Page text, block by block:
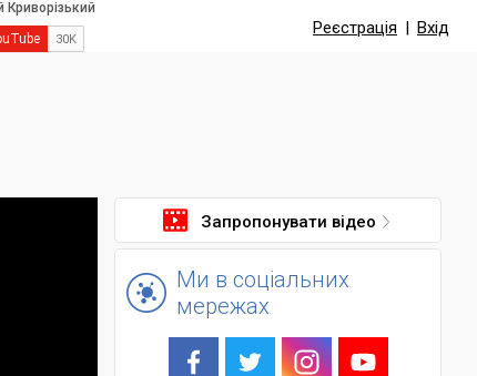
Реєстрація | Вхід
Запропонувати відео
Ми в соціальних
мережах